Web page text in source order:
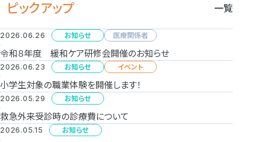
ピックアップ 一覧
2026.06.26 お知らせ 医療関係者
令和８年度 緩和ケア研修会開催のお知らせ
2026.06.23 お知らせ イベント
小学生対象の職業体験を開催します！
2026.05.29 お知らせ
救急外来受診時の診療費について
2026.05.15 お知らせ